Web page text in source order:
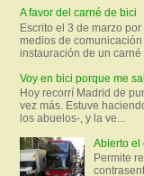
A favor del carné de bici
Escrito el 3 de marzo
medios de
instauración de un carné
Voy en bici porque me
Hoy recorrí Madrid de
vez más. Estuve
los abuelos-, y la ve...
Abierto el
Permite